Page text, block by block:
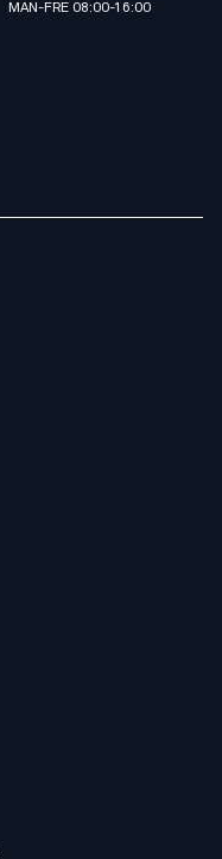
MAN-FRE 08:00-16:00